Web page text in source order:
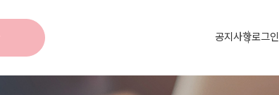
공지사항로그인